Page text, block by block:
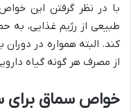
با در نظر گرفتن این
طبیعی از رژیم غذایی، به
کند. البته همواره در
از مصرف هر گونه گیاه
خواص سماق برای